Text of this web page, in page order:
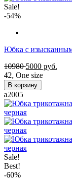
Sale!
-54%
Юбка с
10980 5000 руб.
42, One size
В корзину
а2005
Sale!
Best!
-60%